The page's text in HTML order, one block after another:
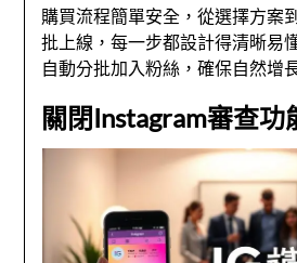
購買流程簡單安全，從選擇方案
批上線，每一步都設計得清晰易
自動分批加入粉絲，確保自然增
關閉Instagram審查功